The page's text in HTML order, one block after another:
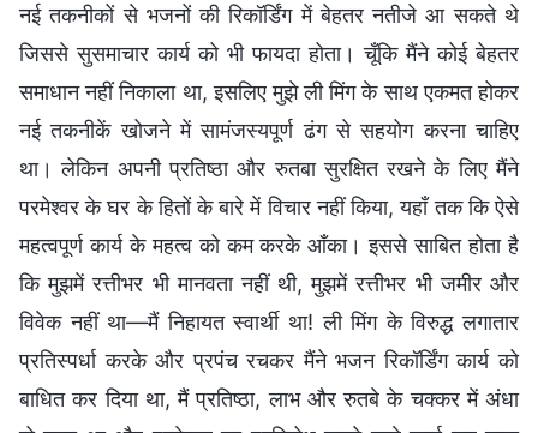
नई तकनीकों से भजनों की रिकॉर्डिंग में बेहतर नतीजे आ सकते थे
जिससे सुसमाचार कार्य को भी फायदा होता। चूँकि मैंने कोई बेहतर
समाधान नहीं निकाला था, इसलिए मुझे ली मिंग के साथ एकमत होकर
नई तकनीकें खोजने में सामंजस्यपूर्ण ढंग से सहयोग करना चाहिए
था। लेकिन अपनी प्रतिष्ठा और रुतबा सुरक्षित रखने के लिए मैंने
परमेश्वर के घर के हितों के बारे में विचार नहीं किया, यहाँ तक कि ऐसे
महत्वपूर्ण कार्य के महत्व को कम करके आँका। इससे साबित होता है
कि मुझमें रत्तीभर भी मानवता नहीं थी, मुझमें रत्तीभर भी जमीर और
विवेक नहीं था—मैं निहायत स्वार्थी था! ली मिंग के विरुद्ध लगातार
प्रतिस्पर्धा करके और प्रपंच रचकर मैंने भजन रिकॉर्डिंग कार्य को
बाधित कर दिया था, मैं प्रतिष्ठा, लाभ और रुतबे के चक्कर में अंधा